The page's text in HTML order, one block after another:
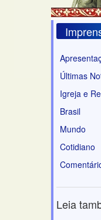
Últimas
Igreja e
Brasil
Mundo
Cotidiano
Leia